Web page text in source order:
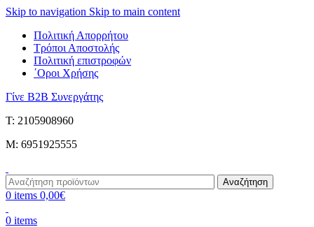
Skip to navigation Skip to main content
Πολιτική Απορρήτου
Τρόποι Αποστολής
Πολιτική επιστροφών
΄Οροι Χρήσης
Γίνε B2B Συνεργάτης
Τ: 2105908960
M: 6951925555
Αναζήτηση
0 items 0,00€
0 items